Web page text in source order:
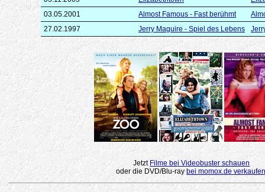
03.05.2001
Almost Famous - Fast berühmt
27.02.1997
Jerry Maguire - Spiel des Lebens
Jetzt Filme bei Videobuster schauen
oder die DVD/Blu-raybei momox.de verkaufen